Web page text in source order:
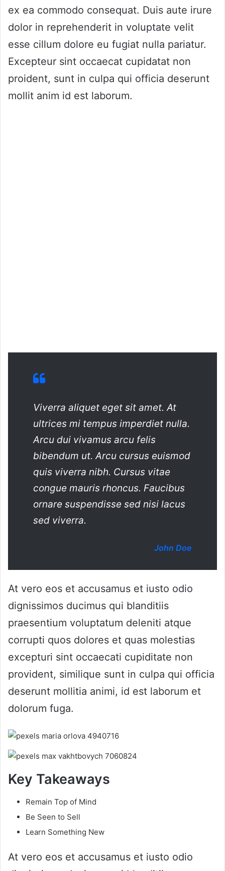
ex ea commodo consequat. Duis aute irure
dolor in reprehenderit in voluptate velit
esse cillum dolore eu fugiat nulla pariatur.
Excepteur sint occaecat cupidatat non
proident, sunt in culpa qui officia deserunt
mollit anim id est laborum.
Viverra aliquet eget sit amet. At
ultrices mi tempus imperdiet nulla.
Arcu dui vivamus arcu felis
bibendum ut. Arcu cursus euismod
quis viverra nibh. Cursus vitae
congue mauris rhoncus. Faucibus
ornare suspendisse sed nisi lacus
sed viverra.
John Doe
At vero eos et accusamus et iusto odio
dignissimos ducimus qui blanditiis
praesentium voluptatum deleniti atque
corrupti quos dolores et quas molestias
excepturi sint occaecati cupiditate non
provident, similique sunt in culpa qui officia
deserunt mollitia animi, id est laborum et
dolorum fuga.
Key Takeaways
Remain Top of Mind
Be Seen to Sell
Learn Something New
At vero eos et accusamus et iusto odio